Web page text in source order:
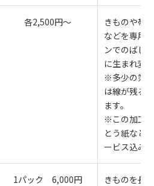
各2,500円～
きものや帯
などを専用
ンでのばし
に生まれ変
※多少の箔
は線が残る
ます。
※この加工
とう紙など
ービス込み
1パック 6,000円
きものを長